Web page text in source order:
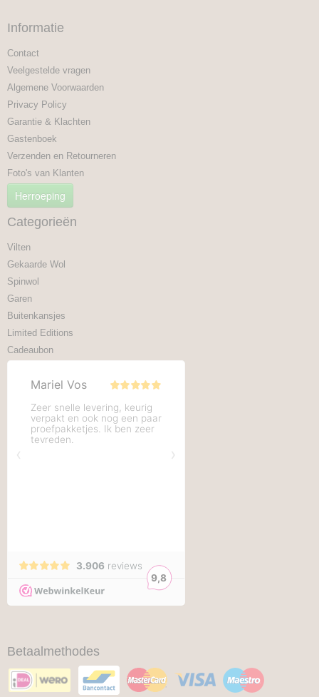
Informatie
Contact
Veelgestelde vragen
Algemene Voorwaarden
Privacy Policy
Garantie & Klachten
Gastenboek
Verzenden en Retourneren
Foto's van Klanten
Herroeping
Categorieën
Vilten
Gekaarde Wol
Spinwol
Garen
Buitenkansjes
Limited Editions
Cadeaubon
Betaalmethodes